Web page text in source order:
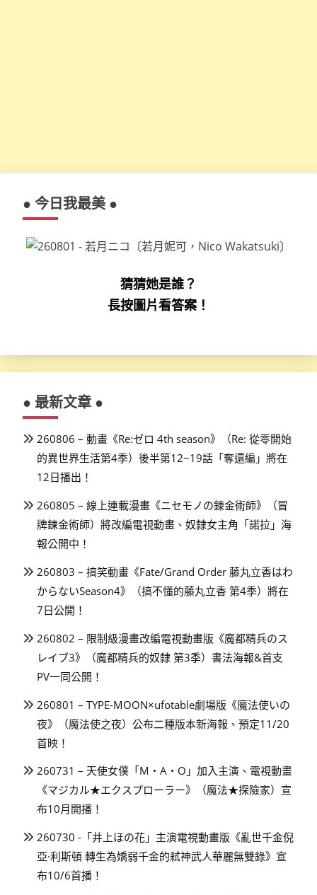
● 今日我最美 ●
猜猜她是誰？
長按圖片看答案！
● 最新文章 ●
260806 – 動畫《Re:ゼロ 4th season》（Re: 從零開始
的異世界生活第4季）後半第12~19話「奪還編」將在
12日播出！
260805 – 線上連載漫畫《ニセモノの錬金術師》（冒
牌鍊金術師）將改編電視動畫、奴隸女主角「諾拉」海
報公開中！
260803 – 搞笑動畫《Fate/Grand Order 藤丸立香はわ
からないSeason4》（搞不懂的藤丸立香 第4季）將在
7日公開！
260802 – 限制級漫畫改編電視動畫版《魔都精兵のス
レイブ3》（魔都精兵的奴隸 第3季）書法海報&首支
PV一同公開！
260801 – TYPE-MOON×ufotable劇場版《魔法使いの
夜》（魔法使之夜）公布二種版本新海報、預定11/20
首映！
260731 – 天使女僕「M・A・O」加入主演、電視動畫
《マジカル★エクスプローラー》（魔法★探險家）宣
布10月開播！
260730 -「井上ほの花」主演電視動畫版《亂世千金倪
亞·利斯頓 轉生為嬌弱千金的弒神武人華麗無雙錄》宣
布10/6首播！